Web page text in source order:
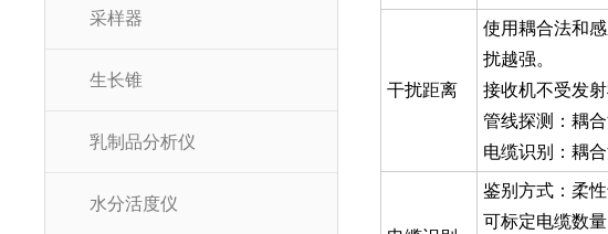
采样器
生长锥
乳制品分析仪
水分活度仪
干扰距离
使用耦合法和
扰越强。
接收机不受发
管线探测：耦
电缆识别：耦
鉴别方式：柔
可标定电缆数量